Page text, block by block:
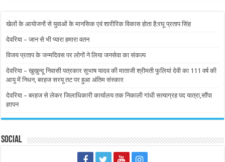
खेलों के आयोजनों से युवाओं के मानसिक एवं शारीरिक विकास होता है:रघू प्रताप सिंह
देवरिया – जान से भी प्यारा हमारा वतन
विजय प्रताप के जन्मदिवस पर लोगों ने लिया जनसेवा का संकल्प
देवरिया – खुखुन्दू निवासी पत्रकार सुभाष यादव की माताजी श्रीमती फुलियां देवी का 111 वर्ष की
आयु में निधन, बरहज सरयू तट पर हुआ अंतिम संस्कार
देवरिया – बरहज से लेकर जिलाधिकारी कार्यालय तक निकाली गांधी सत्याग्रह पद यात्रा,सौंपा
ज्ञापन
Social